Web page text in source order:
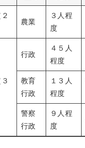
農業
３人程
度
行政
４５人
程度
教育
行政
１３人
程度
警察
行政
９人程
度